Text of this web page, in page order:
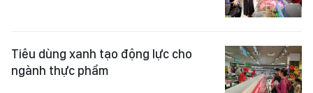
Tiêu dùng xanh tạo động lực cho
ngành thực phẩm